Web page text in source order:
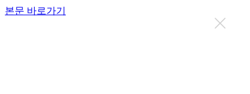
본문 바로가기